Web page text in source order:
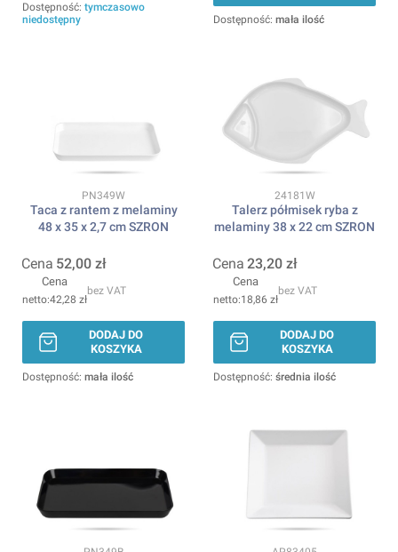
Dostępność: tymczasowo
niedostępny
Dostępność: mała ilość
Kod produktu
PN349W
Taca z rantem z melaminy
48 x 35 x 2,7 cm SZRON
Cena 52,00 zł
Cena
42,28 zł
bez VAT
DODAJ DO
KOSZYKA
Dostępność: mała ilość
Kod produktu
24181W
Talerz półmisek ryba z
melaminy 38 x 22 cm SZRON
Cena 23,20 zł
Cena
18,86 zł
bez VAT
DODAJ DO
KOSZYKA
Dostępność: średnia ilość